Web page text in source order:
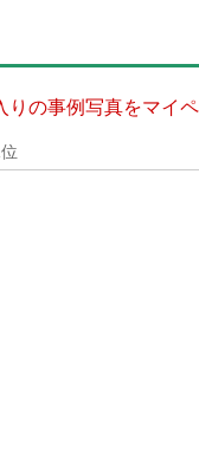
りの事例写真をマイ